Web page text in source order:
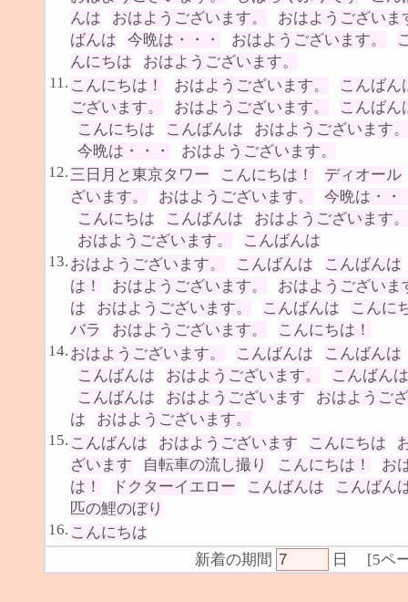
んは
おはようございます。
おはようございま
ばんは
今晩は・・・ おはようございます。
んにちは
おはようございます。
11. こんにちは！ おはようございます。
こんばん
ございます。
おはようございます。
こんばん
こんにちは
こんばんは
おはようございます。
今晩は・・・
おはようございます。
12.三日月と東京タワー こんにちは！
ディオール
ざいます。
おはようございます。
今晩は・・
こんにちは
こんばんは
おはようございます。
おはようございます。
こんばんは
13. おはようございます。 こんばんは
こんばんは
は！
おはようございます。
おはようございま
は
おはようございます。 こんばんは
こんに
バラ
おはようございます。
こんにちは！
14. おはようございます。 こんばんは
こんばんは
こんばんは
おはようございます。
こんばんは
こんばんは
おはようございます
おはようご
は
おはようございます。
15. こんばんは おはようございます こんにちは
ざいます
自転車の流し撮り こんにちは！
お
は！
ドクターイエロー こんばんは
こんばん
匹の鯉のぼり
16. こんにちは
新着の期間
日 [5ペ